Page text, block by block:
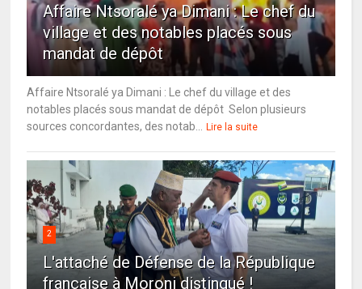
Affaire Ntsoralé ya Dimani : Le chef du
village et des notables placés sous
mandat de dépôt
Affaire Ntsoralé ya Dimani : Le chef du village et des
notables placés sous mandat de dépôt Selon plusieurs
sources concordantes, des notab...
Lire la suite
2
L'attaché de Défense de la République
française à Moroni distingué !